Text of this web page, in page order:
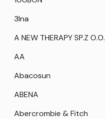
3Ina
A NEW THERAPY SP.Z O.O.
AA
Abacosun
ABENA
Abercrombie & Fitch